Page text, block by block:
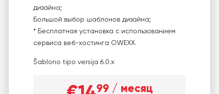
дизайна;
Большой выбор шаблонов дизайна;
* Бесплатная установка с использованием
сервиса веб-хостинга OWEXX.
Šablono tipo versija 6.0.x
99 / месяц